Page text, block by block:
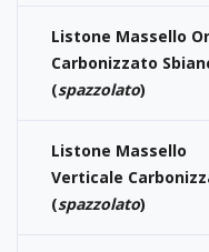
Listone Massello
Carbonizzato
(spazzolato)
Listone Massello
Verticale
(spazzolato)